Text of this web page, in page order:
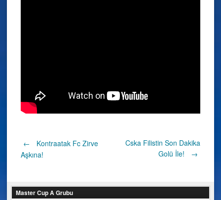
Post
←
Kontraatak Fc Zirve
Aşkına!
Cska Filistin Son Dakika
Golü İle!
→
Master Cup A Grubu